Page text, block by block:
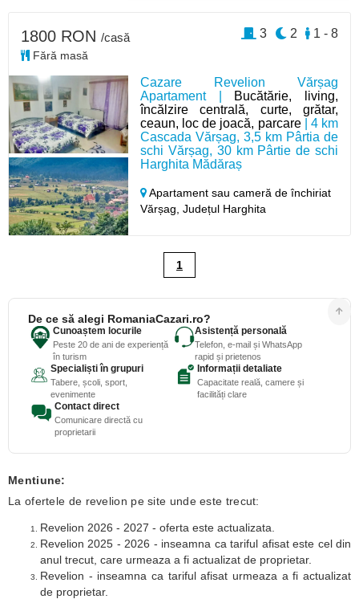
Cazare Revelion Vărșag
Apartament | Bucătărie, living,
încălzire centrală, curte, grătar,
ceaun, loc de joacă, parcare| 4 km
Cascada Vărșag, 3,5 km Pârtia de
schi Vărșag, 30 km Pârtie de schi
Harghita Mădăraș
Apartament sau cameră de închiriat
Vărșag,Județul Harghita
1800 RON /casă
Fără masă
1 - 8
2
3
1
De ce să alegi RomaniaCazari.ro?
Cunoaștem locurile
Peste 20 de ani de experiență
în turism
Asistență personală
Telefon, e-mail și WhatsApp
rapid și prietenos
Specialiști în grupuri
Tabere, școli, sport,
evenimente
Informații detaliate
Capacitate reală, camere și
facilități clare
Contact direct
Comunicare directă cu
proprietarii
Mentiune:
La ofertele de revelion pe site unde este trecut:
Revelion 2026 - 2027 - oferta este actualizata.
Revelion 2025 - 2026 - inseamna ca tariful afisat este cel din
anul trecut, care urmeaza a fi actualizat de proprietar.
Revelion - inseamna ca tariful afisat urmeaza a fi actualizat
de proprietar.